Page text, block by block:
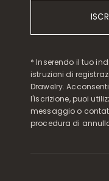
* Inserendo il tuo
istruzioni di
Drawelry.
l'iscrizione, puoi
messaggio o
procedura di